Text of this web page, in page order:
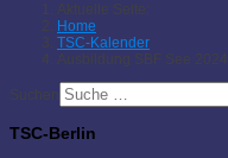
Aktuelle Seite:
Home
TSC-Kalender
Ausbildung SBF See 2024
Suchen
TSC-Berlin